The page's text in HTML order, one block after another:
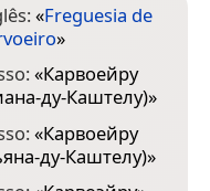
«Freguesia de
»
«Карвоейру
ду-Каштелу)»
«Карвоейру
ду-Каштелу)»